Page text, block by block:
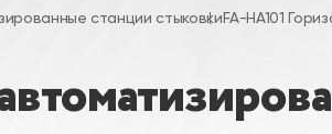
станции стыковкиFA-HA101